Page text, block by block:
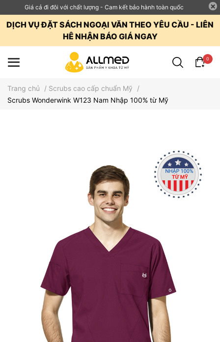
Giá cả đi đôi với chất lượng - Cam kết bảo hành toàn quốc
DỊCH VỤ ĐẶT SÁCH NGOẠI VĂN THEO YÊU CẦU - LIÊN
HÊ NHẬN BÁO GIÁ NGAY
0
Trang chủ / Scrubs cao cấp chuẩn Mỹ
/
Scrubs Wonderwink W123 Nam Nhập 100% từ Mỹ